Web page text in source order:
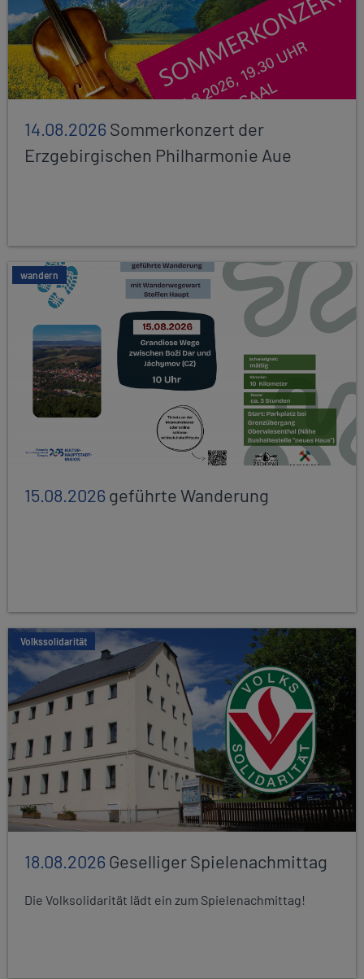
14.08.2026Sommerkonzert der
Erzgebirgischen Philharmonie Aue
wandern
15.08.2026geführte Wanderung
Volkssolidarität
18.08.2026Geselliger Spielenachmittag
Die Volksolidarität lädt ein zum Spielenachmittag!